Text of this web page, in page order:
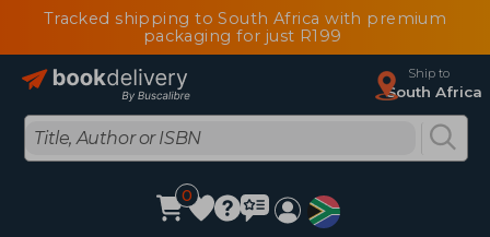
Tracked shipping to South Africa with premium
packaging for just R199
Ship to
South Africa
0